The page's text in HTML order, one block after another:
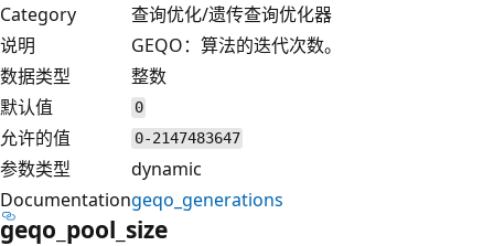
Category
查询优化/遗传查询优化器
说明
GEQO：算法的迭代次数。
数据类型
整数
默认值
0
允许的值 0-2147483647
参数类型
dynamic
Documentationgeqo_generations
geqo_pool_size